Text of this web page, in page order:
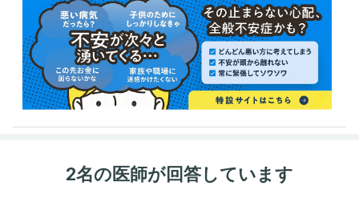
2名の医師が回答しています